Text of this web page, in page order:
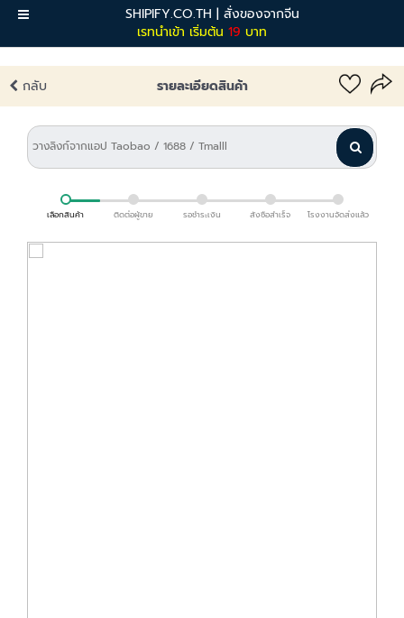
SHIPIFY.CO.TH | สั่งของจากจีน
เรทนำเข้า เริ่มต้น 19 บาท
เมนู
กลับ รายละเอียดสินค้า
เลือกสินค้า ติดต่อผู้ขาย รอชำระเงิน สั่งซื้อสำเร็จ โรงงานจัดส่งแล้ว